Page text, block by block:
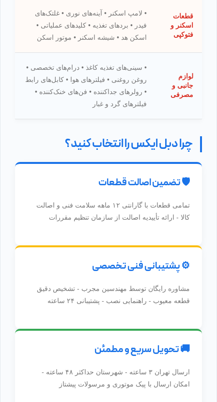
قطعات
اسکنر و
فتوکپی
• لامپ اسکنر • آینه‌های نوری • غلتک‌های
فیدر • بردهای تغذیه • کلیدهای عملیاتی •
اسکن هد • شیشه اسکنر • موتور اسکن
لوازم
جانبی و
مصرفی
• سینی‌های تغذیه کاغذ • درام‌های تخصصی •
روغن روغنی • فیلترهای هوا • کابل‌های رابط
• رولرهای جداکننده • فن‌های خنک‌کننده •
فیلترهای گرد و غبار
چرا دبل ایکس را انتخاب کنید؟
🛡️ تضمین اصالت قطعات
تمامی قطعات با گارانتی ۱۲ ماهه سلامت فنی و اصالت
کالا - ارائه تأییدیه اصالت از سازمان تنظیم مقررات
⚙️ پشتیبانی فنی تخصصی
مشاوره رایگان توسط مهندسین مجرب - تشخیص دقیق
قطعه معیوب - راهنمایی نصب - پشتیبانی ۲۴ ساعته
🚚 تحویل سریع و مطمئن
ارسال تهران ۳ ساعته - شهرستان حداکثر ۴۸ ساعته -
امکان ارسال با پیک موتوری و مرسولات پیشتاز